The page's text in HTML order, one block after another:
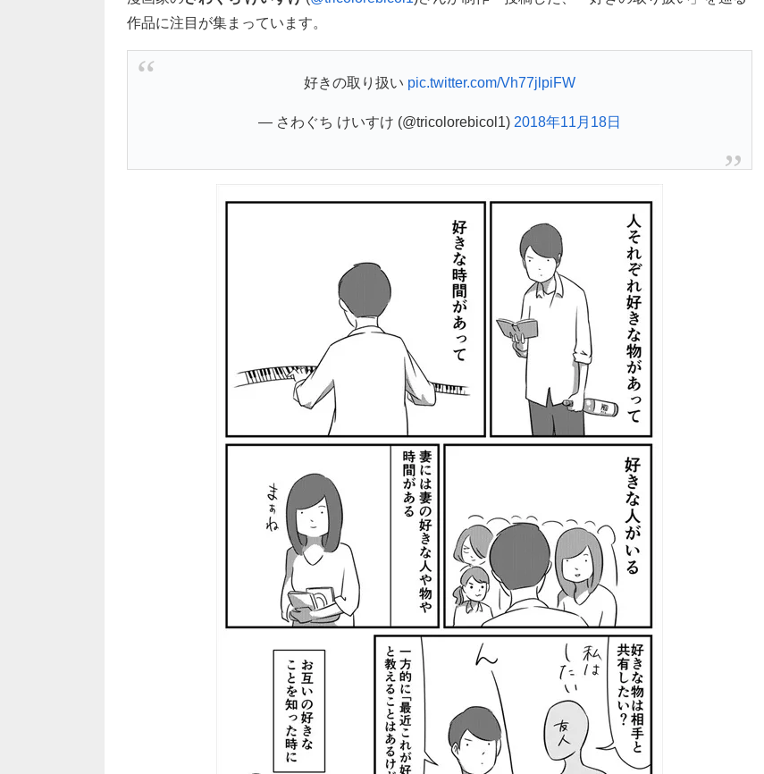
作品に注目が集まっています。
好きの取り扱い pic.twitter.com/Vh77jlpiFW
— さわぐち けいすけ (@tricolorebicol1) 2018年11月18日